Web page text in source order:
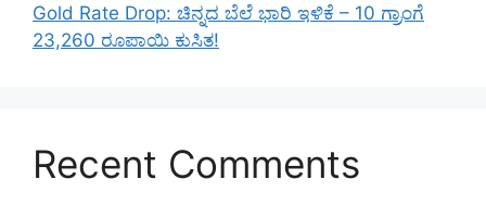
Gold Rate Drop: ಚಿನ್ನದ ಬೆಲೆ ಭಾರಿ ಇಳಿಕೆ – 10 ಗ್ರಾಂಗೆ
23,260 ರೂಪಾಯಿ ಕುಸಿತ!
Recent Comments